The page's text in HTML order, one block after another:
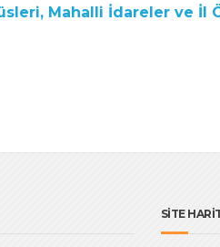
Mahalli İdareler ve İl
SİTE